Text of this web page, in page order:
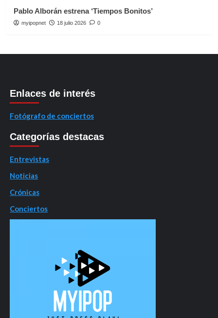
Pablo Alborán estrena ‘Tiempos Bonitos’
myipopnet 18 julio 2026 0
Enlaces de interés
Fotógrafo de conciertos
Categorías destacas
Entrevistas
Noticias
Crónicas
Conciertos